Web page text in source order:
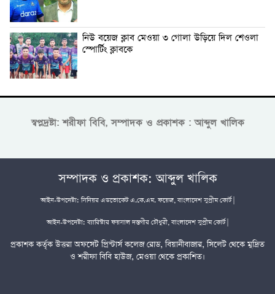
নিউ বয়েজ ক্লাব মেওয়া ৩ গোলা উড়িয়ে দিল শেওলা
স্পোর্টিং ক্লাবকে
স্বপ্নদ্রষ্টা: শরীফা বিবি, সম্পাদক ও প্রকাশক : আব্দুল খালিক
সম্পাদক ও প্রকাশক: আব্দুল খালিক
আইন-উপদেষ্টা: সিনিয়র এডভোকেট এ.কে.এম. ফয়েজ, বাংলাদেশ সুপ্রীম কোর্ট |
আইন-উপদেষ্টা: ব্যারিস্টার ফয়সাল দস্তগীর চৌধুরী, বাংলাদেশ সুপ্রীম কোর্ট |
প্রকাশক কর্তৃক উত্তরা অফসেট প্রিন্টার্স কলেজ রোড, বিয়ানীবাজার, সিলেট থেকে মুদ্রিত
ও শরীফা বিবি হাউজ, মেওয়া থেকে প্রকাশিত।